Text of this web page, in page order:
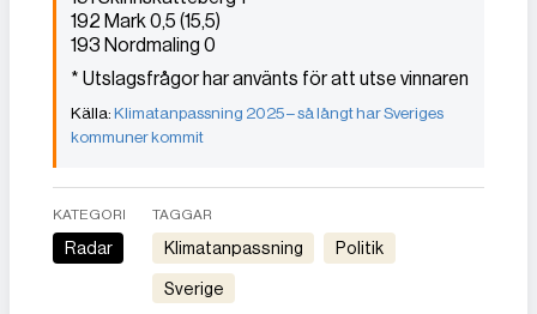
192 Mark 0,5 (15,5)
193 Nordmaling 0
* Utslagsfrågor har använts för att utse vinnaren
Klimatanpassning 2025 – så långt har Sveriges
kommuner kommit
KATEGORI
Radar
TAGGAR
Klimatanpassning Politik
Sverige